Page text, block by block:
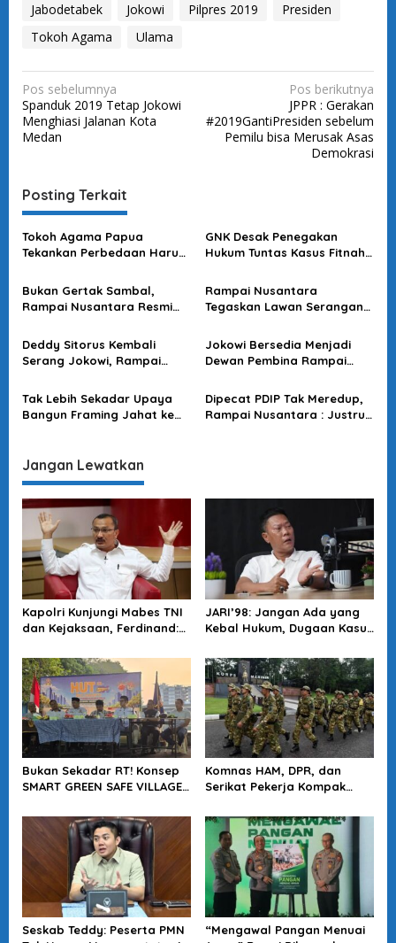
Jabodetabek Jokowi Pilpres 2019
Presiden
Tokoh Agama
Ulama
N
a
v
g
a
s
i
p
o
s
Pos sebelumnya
Spanduk 2019 Tetap Jokowi
Menghiasi Jalanan Kota
Medan
Pos berikutnya
JPPR : Gerakan
#2019GantiPresiden sebelum
Pemilu bisa Merusak Asas
Demokrasi
Posting Terkait
Tokoh Agama Papua
Tekankan Perbedaan Harus
Menyambut 1 Desember dan
Natal
GNK Desak Penegakan
Hukum Tuntas Kasus Fitnah
Martabat Bangsa
Bukan Gertak Sambal,
Rampai Nusantara Resmi
Bareskrim dan MKD
Rampai Nusantara
Tegaskan Lawan Serangan
PDIP ke Jokowi
Deddy Sitorus Kembali
Serang Jokowi, Rampai
Kekanak-Kanakan
Jokowi Bersedia Menjadi
Dewan Pembina Rampai
Bangga
Tak Lebih Sekadar Upaya
Bangun Framing Jahat ke
Pepesan Kosong!
Dipecat PDIP Tak Meredup,
Rampai Nusantara : Justru
Jangan Lewatkan
Kapolri Kunjungi Mabes TNI
dan Kejaksaan, Ferdinand:
Soliditas Antar Lembaga
JARI’98: Jangan Ada yang
Kebal Hukum, Dugaan Kasus
Tuntas
Bukan Sekadar RT! Konsep
SMART GREEN SAFE VILLAGE
Depan Kota
Komnas HAM, DPR, dan
Serikat Pekerja Kompak
KDMP Diusut
Seskab Teddy: Peserta PMN
“Mengawal Pangan Menuai